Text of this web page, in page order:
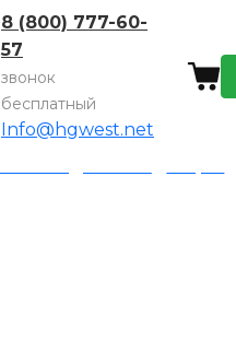
8 (800) 777-60-
57
звонок
бесплатный
Info@hgwest.net